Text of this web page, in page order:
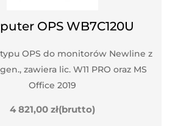
OPS WB7C120U
OPS do monitorów Newline z
zawiera lic. W11 PRO oraz MS
Office 2019
4 821,00 zł(brutto)